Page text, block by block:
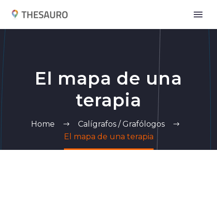
El mapa de una
terapia
Home
Calígrafos / Grafólogos
El mapa de una terapia